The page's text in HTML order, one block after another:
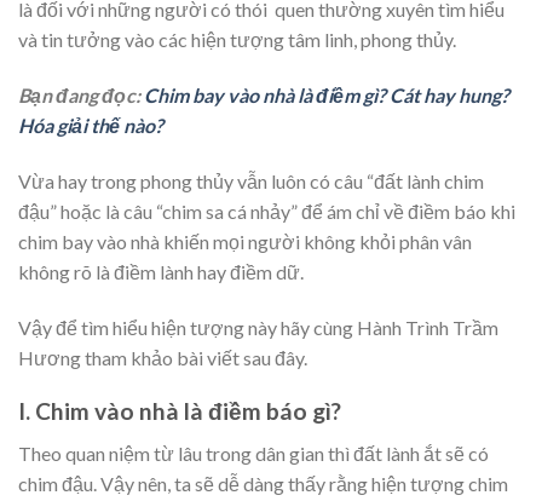
là đối với những người có thói quen thường xuyên tìm hiểu
và tin tưởng vào các hiện tượng tâm linh, phong thủy.
Bạn đang đọc:Chim bay vào nhà là điềm gì? Cát hay hung?
Hóa giải thế nào?
Vừa hay trong phong thủy vẫn luôn có câu “đất lành chim
đậu” hoặc là câu “chim sa cá nhảy” để ám chỉ về điềm báo khi
chim bay vào nhà khiến mọi người không khỏi phân vân
không rõ là điềm lành hay điềm dữ.
Vậy để tìm hiểu hiện tượng này hãy cùng Hành Trình Trầm
Hương tham khảo bài viết sau đây.
I. Chim vào nhà là điềm báo gì?
Theo quan niệm từ lâu trong dân gian thì đất lành ắt sẽ có
chim đậu. Vậy nên, ta sẽ dễ dàng thấy rằng hiện tượng chim